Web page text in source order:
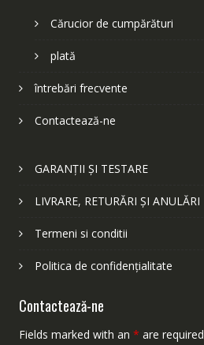
Cărucior de cumpărături
plată
întrebări frecvente
Contactează-ne
GARANȚII ȘI TESTARE
LIVRARE, RETURĂRI ȘI ANULĂRI
Termeni si conditii
Politica de confidențialitate
Contactează-ne
Fields marked with an * are required